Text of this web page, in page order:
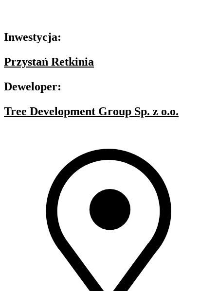
Inwestycja:
Przystań Retkinia
Deweloper:
Tree Development Group Sp. z o.o.